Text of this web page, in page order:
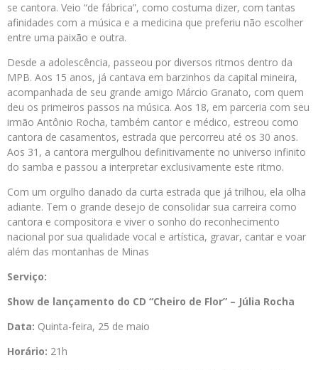
se cantora. Veio “de fábrica”, como costuma dizer, com tantas
afinidades com a música e a medicina que preferiu não escolher
entre uma paixão e outra.
Desde a adolescência, passeou por diversos ritmos dentro da
MPB. Aos 15 anos, já cantava em barzinhos da capital mineira,
acompanhada de seu grande amigo Márcio Granato, com quem
deu os primeiros passos na música. Aos 18, em parceria com seu
irmão Antônio Rocha, também cantor e médico, estreou como
cantora de casamentos, estrada que percorreu até os 30 anos.
Aos 31, a cantora mergulhou definitivamente no universo infinito
do samba e passou a interpretar exclusivamente este ritmo.
Com um orgulho danado da curta estrada que já trilhou, ela olha
adiante. Tem o grande desejo de consolidar sua carreira como
cantora e compositora e viver o sonho do reconhecimento
nacional por sua qualidade vocal e artística, gravar, cantar e voar
além das montanhas de Minas
Serviço:
Show de lançamento do CD “Cheiro de Flor” – Júlia Rocha
Data: Quinta-feira, 25 de maio
Horário: 21h